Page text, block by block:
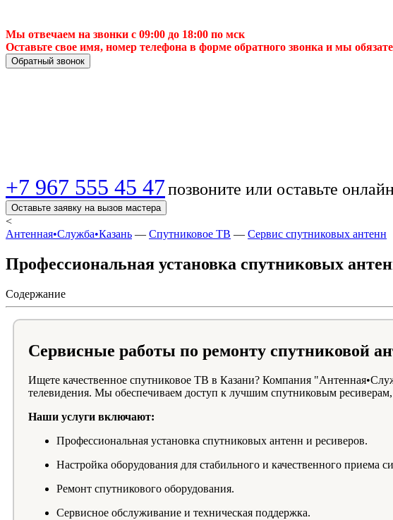
Мы отвечаем на звонки с 09:00 до 18:00 по мск
Оставьте свое имя, номер телефона в форме обратного звонка и мы
Обратный звонок
+7 967 555 45 47позвоните или оставьте
Оставьте заявку на вызов мастера
<
Антенная•Служба•Казань — Спутниковое ТВ — Сервис спутниковых антенн
Профессиональная установка спутниковых
Содержание
Сервисные работы по ремонту спутниковой
Ищете качественное спутниковое ТВ в Казани? Компания
телевидения. Мы обеспечиваем доступ к лучшим спутниковым
Наши услуги включают:
Профессиональная установка спутниковых антенн и ресиверов.
Настройка оборудования для стабильного и качественного приема
Ремонт спутникового оборудования.
Сервисное обслуживание и техническая поддержка.